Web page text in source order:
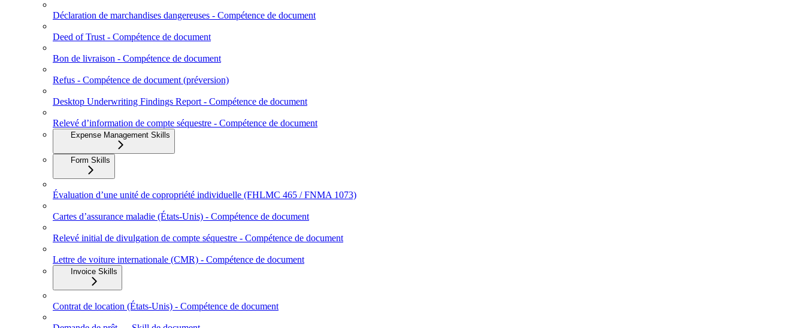
Déclaration de marchandises dangereuses - Compétence de document
Deed of Trust - Compétence de document
Bon de livraison - Compétence de document
Refus - Compétence de document (préversion)
Desktop Underwriting Findings Report - Compétence de document
Relevé d’information de compte séquestre - Compétence de document
Expense Management Skills
Form Skills
Évaluation d’une unité de copropriété individuelle (FHLMC 465 / FNMA 1073)
Cartes d’assurance maladie (États‑Unis) - Compétence de document
Relevé initial de divulgation de compte séquestre - Compétence de document
Lettre de voiture internationale (CMR) - Compétence de document
Invoice Skills
Contrat de location (États-Unis) - Compétence de document